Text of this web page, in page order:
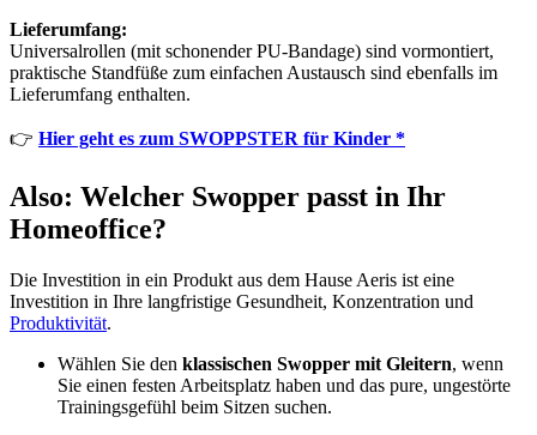
Lieferumfang:
Universalrollen (mit schonender PU-Bandage) sind vormontiert,
praktische Standfüße zum einfachen Austausch sind ebenfalls im
Lieferumfang enthalten.
👉 Hier geht es zum SWOPPSTER für Kinder *
Also: Welcher Swopper passt in Ihr
Homeoffice?
Die Investition in ein Produkt aus dem Hause Aeris ist eine
Investition in Ihre langfristige Gesundheit, Konzentration und
Produktivität.
Wählen Sie den klassischen Swopper mit Gleitern, wenn
Sie einen festen Arbeitsplatz haben und das pure, ungestörte
Trainingsgefühl beim Sitzen suchen.